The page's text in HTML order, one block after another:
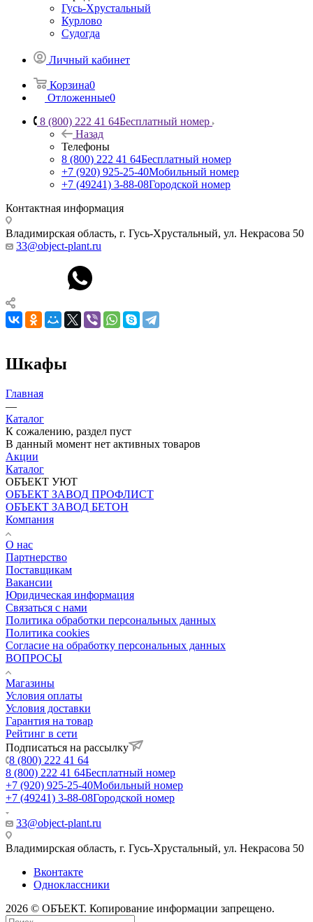
Гусь-Хрустальный
Курлово
Судогда
Личный кабинет
Корзина0
Отложенные0
8 (800) 222 41 64Бесплатный номер
Назад
Телефоны
8 (800) 222 41 64Бесплатный номер
+7 (920) 925-25-40Мобильный номер
+7 (49241) 3-88-08Городской номер
Контактная информация
Владимирская область, г. Гусь-Хрустальный, ул. Некрасова 50
33@object-plant.ru
Шкафы
Главная
—
Каталог
К сожалению, раздел пуст
В данный момент нет активных товаров
Акции
Каталог
ОБЪЕКТ УЮТ
ОБЪЕКТ ЗАВОД ПРОФЛИСТ
ОБЪЕКТ ЗАВОД БЕТОН
Компания
О нас
Партнерство
Поставщикам
Вакансии
Юридическая информация
Связаться с нами
Политика обработки персональных данных
Политика cookies
Согласие на обработку персональных данных
ВОПРОСЫ
Магазины
Условия оплаты
Условия доставки
Гарантия на товар
Рейтинг в сети
Подписаться на рассылку
8 (800) 222 41 64
8 (800) 222 41 64Бесплатный номер
+7 (920) 925-25-40Мобильный номер
+7 (49241) 3-88-08Городской номер
33@object-plant.ru
Владимирская область, г. Гусь-Хрустальный, ул. Некрасова 50
Вконтакте
Одноклассники
2026 © ОБЪЕКТ. Копирование информации запрещено.